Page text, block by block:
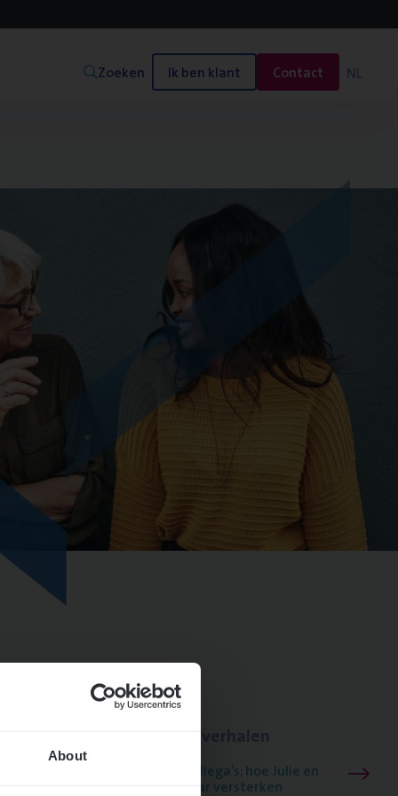
About
Zoeken Ik ben klant Contact NL
Meer dan collega’s: hoe Julie en
Aurélie elkaar versterken